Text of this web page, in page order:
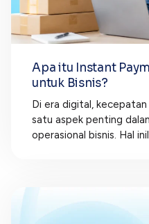
Apa itu Instant
untuk Bisnis?
Di era digital,
satu aspek penting
operasional bisnis. Hal